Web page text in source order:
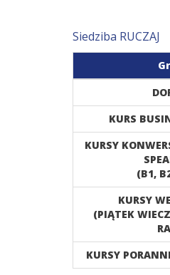
Siedziba RUCZAJ
KURS
KURSY
(B1,
KURSY
(PIĄTEK
KURSY